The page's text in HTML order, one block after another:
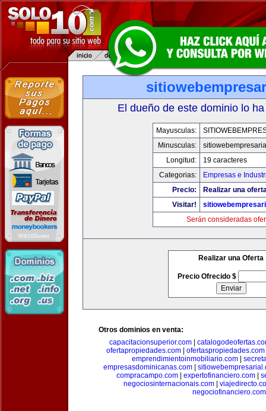
El dueño de este dominio lo
Mayusculas:
Minusculas:
Longitud:
19 caracteres
Categorias:
Empresas e
Precio:
Realizar una
Visitar!
Serán consideradas
Realizar una Oferta
Precio Ofrecido $
Otros dominios en venta:
capacitacionsuperior.com
ofertapropiedades.com
ofertaspropiedades.com
emprendimientoinmobiliario.com|
empresasdominicanas.com|
compracampo.com| expertofinanciero.com|
negociosinternacionais.com
negociofinanciero.com